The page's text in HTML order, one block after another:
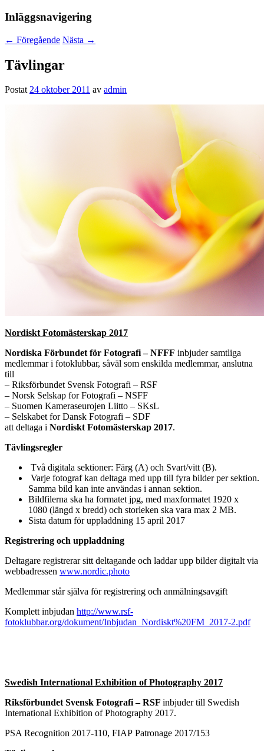
Inläggsnavigering
← Föregående Nästa →
Tävlingar
Postat24 oktober 2011 av admin
Nordiskt Fotomästerskap 2017
Nordiska Förbundet för Fotografi – NFFF inbjuder samtliga
medlemmar i fotoklubbar, såväl som enskilda medlemmar, anslutna
till
– Riksförbundet Svensk Fotografi – RSF
– Norsk Selskap for Fotografi – NSFF
– Suomen Kameraseurojen Liitto – SKsL
– Selskabet for Dansk Fotografi – SDF
att deltaga i Nordiskt Fotomästerskap 2017.
Tävlingsregler
Två digitala sektioner: Färg (A) och Svart/vitt (B).
Varje fotograf kan deltaga med upp till fyra bilder per sektion.
Samma bild kan inte användas i annan sektion.
Bildfilerna ska ha formatet jpg, med maxformatet 1920 x
1080 (längd x bredd) och storleken ska vara max 2 MB.
Sista datum för uppladdning 15 april 2017
Registrering och uppladdning
Deltagare registrerar sitt deltagande och laddar upp bilder digitalt via
webbadressen www.nordic.photo
Medlemmar står själva för registrering och anmälningsavgift
Komplett inbjudan http://www.rsf-
fotoklubbar.org/dokument/Inbjudan_Nordiskt%20FM_2017-2.pdf
Swedish International Exhibition of Photography 2017
Riksförbundet Svensk Fotografi – RSF inbjuder till Swedish
International Exhibition of Photography 2017.
PSA Recognition 2017-110, FIAP Patronage 2017/153